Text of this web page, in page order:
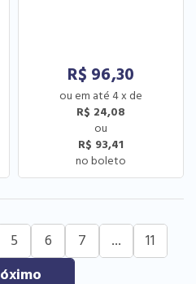
R$ 96,30
4x de
R$ 24,08
R$ 93,41
5 6 7 ... 11